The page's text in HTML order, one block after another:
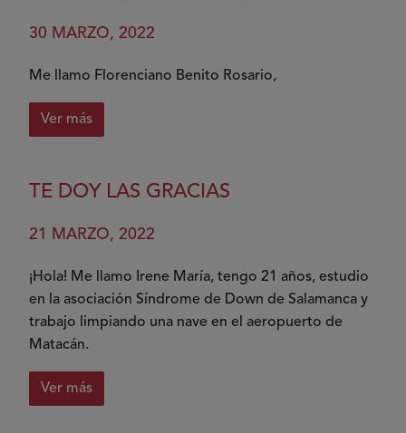
enemigo...
30 MARZO, 2022
Me llamo Florenciano Benito Rosario,
Ver más
sobre
es
vida
TE DOY LAS GRACIAS
21 MARZO, 2022
¡Hola! Me llamo Irene María, tengo 21 años, estudio
en la asociación Síndrome de Down de Salamanca y
trabajo limpiando una nave en el aeropuerto de
Matacán.
Ver más
sobre